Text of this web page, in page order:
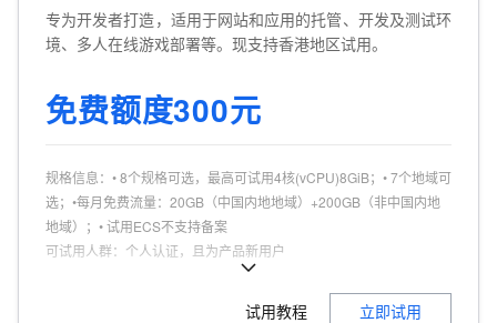
专为开发者打造，适用于网站和应用的托管、开发及测试环
境、多人在线游戏部署等。现支持香港地区试用。
免费额度300元
规格信息： • 8个规格可选，最高可试用4核(vCPU)8GiB；• 7个地域可
选；•每月免费流量：20GB（中国内地地域）+200GB（非中国内地
地域）；• 试用ECS不支持备案
可试用人群： 个人认证，且为产品新用户
个人、企业试用不同享。
试用教程 立即试用